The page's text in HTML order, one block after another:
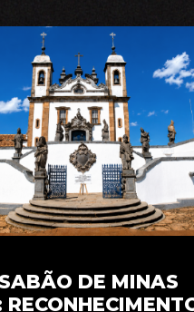
DE MINAS